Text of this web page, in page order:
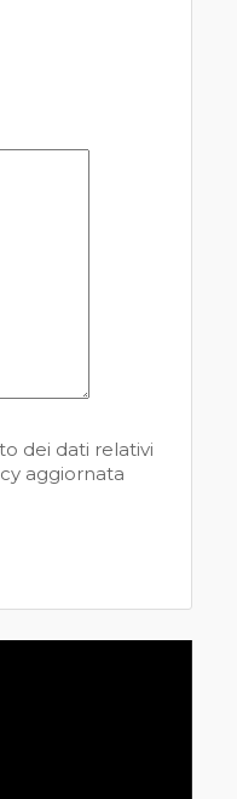
dei dati relativi
aggiornata